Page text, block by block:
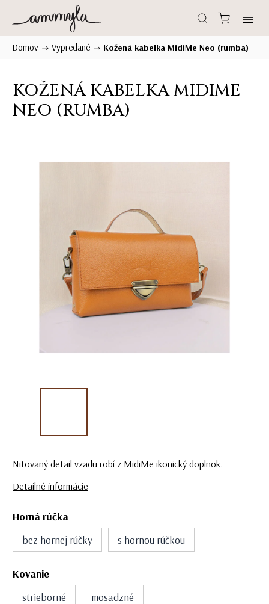
Domov / Vypredané / Kožená kabelka MidiMe Neo (rumba)
KOŽENÁ KABELKA MIDIME
NEO (RUMBA)
Nitovaný detail vzadu robí z MidiMe ikonický doplnok.
Detailné informácie
Horná rúčka
bez hornej rúčky
s hornou rúčkou
Kovanie
strieborné
mosadzné